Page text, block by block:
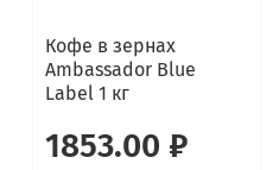
Кофе в зернах
Ambassador Blue
Label 1 кг
1853.00 ₽